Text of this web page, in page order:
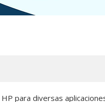
para diversas